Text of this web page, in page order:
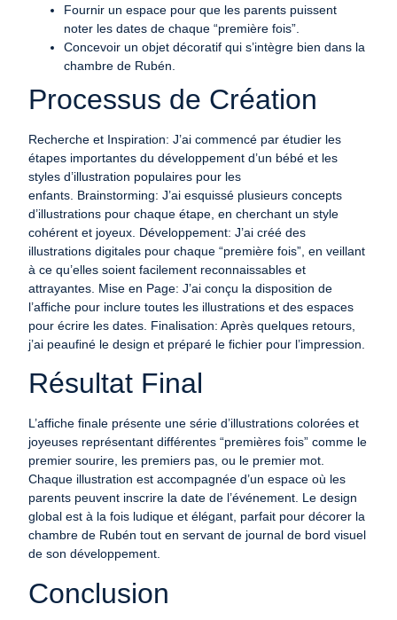
Fournir un espace pour que les parents puissent
noter les dates de chaque “première fois”.
Concevoir un objet décoratif qui s’intègre bien dans la
chambre de Rubén.
Processus de Création
Recherche et Inspiration: J’ai commencé par étudier les
étapes importantes du développement d’un bébé et les
styles d’illustration populaires pour les
enfants. Brainstorming: J’ai esquissé plusieurs concepts
d’illustrations pour chaque étape, en cherchant un style
cohérent et joyeux. Développement: J’ai créé des
illustrations digitales pour chaque “première fois”, en veillant
à ce qu’elles soient facilement reconnaissables et
attrayantes. Mise en Page: J’ai conçu la disposition de
l’affiche pour inclure toutes les illustrations et des espaces
pour écrire les dates. Finalisation: Après quelques retours,
j’ai peaufiné le design et préparé le fichier pour l’impression.
Résultat Final
L’affiche finale présente une série d’illustrations colorées et
joyeuses représentant différentes “premières fois” comme le
premier sourire, les premiers pas, ou le premier mot.
Chaque illustration est accompagnée d’un espace où les
parents peuvent inscrire la date de l’événement. Le design
global est à la fois ludique et élégant, parfait pour décorer la
chambre de Rubén tout en servant de journal de bord visuel
de son développement.
Conclusion